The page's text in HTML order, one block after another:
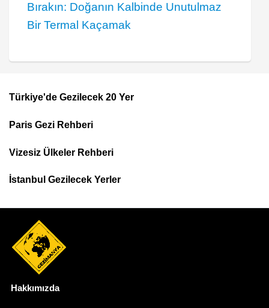
Bırakın: Doğanın Kalbinde Unutulmaz
Bir Termal Kaçamak
Top
Menu
Türkiye'de Gezilecek 20 Yer
Paris Gezi Rehberi
Vizesiz Ülkeler Rehberi
İstanbul Gezilecek Yerler
Hakkımızda